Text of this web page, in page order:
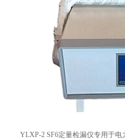
YLXP-2 SF6定量检漏仪专用于电